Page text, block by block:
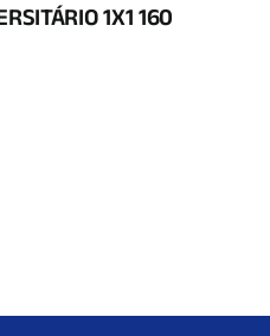
1X1 160